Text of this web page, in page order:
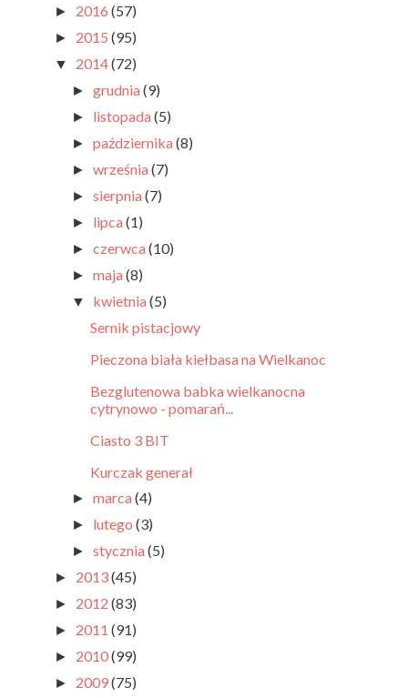
► 2016 (57)
► 2015 (95)
▼ 2014(72)
►grudnia(9)
► listopada(5)
►października(8)
►września(7)
►sierpnia(7)
► lipca(1)
►czerwca(10)
►maja(8)
▼ kwietnia(5)
Sernik pistacjowy
Pieczona biała kiełbasa na Wielkanoc
Bezglutenowa babka wielkanocna
cytrynowo - pomarań...
Ciasto 3 BIT
Kurczak generał
►marca(4)
► lutego(3)
►stycznia(5)
► 2013(45)
► 2012 (83)
► 2011 (91)
► 2010(99)
► 2009(75)